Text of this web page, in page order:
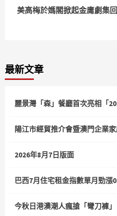
美高梅於媽閣掀起金庸劇集
最新文章
麗景灣「森」餐廳首次亮相「
陽江市經貿推介會暨澳門企業
2026年8月7日版面
巴西7月住宅租金指數單月勁漲
今秋日港澳潮人瘋搶「彎刀褲」